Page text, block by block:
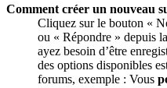
Comment créer un nouveau
Cliquez sur le bouton «
ou « Répondre » depuis
ayez besoin d’être
des options disponibles
forums, exemple : Vous